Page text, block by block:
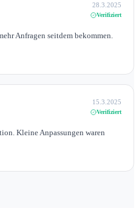
28.3.2025
Verifiziert
Anfragen seitdem bekommen.
15.3.2025
Verifiziert
Kleine Anpassungen waren